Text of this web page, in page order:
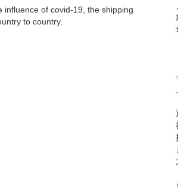
of covid-19, the shipping
to country.